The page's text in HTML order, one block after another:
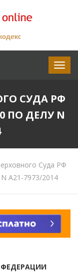
СУДА РФ
ПО ДЕЛУ N
Суда РФ
А21-7973/2014